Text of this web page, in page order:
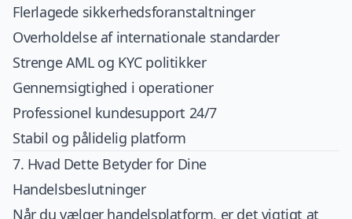
Flerlagede sikkerhedsforanstaltninger
Overholdelse af internationale standarder
Strenge AML og KYC politikker
Gennemsigtighed i operationer
Professionel kundesupport 24/7
Stabil og pålidelig platform
7. Hvad Dette Betyder for Dine
Handelsbeslutninger
Når du vælger handelsplatform, er det vigtigt at